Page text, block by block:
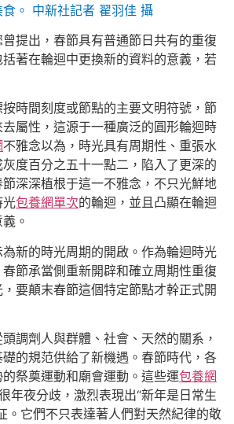
。 中新社記者 翟羽佳 攝
提出，春節具有普通節日共有的重復
著在輪迴中更換新的資料的意義，若
時間刻度或節點的主要文明符號，節
去屬性，這源于一種廣泛的圓形輪迴時
不雅念以為，時光具有周期性、重張水
度百分之五十一點二，陷入了更深的
深深植根于這一不雅念，不只光鮮地
光包養網單次的輪迴，並且凸顯在輪迴
。
新的時光周期的開啟。作為輪迴時光
節承當側重新開辟和確立周期性重復
要顛末春節這個特定節點才幹正式開
調劑人與群體、社會、天然的關系，
礎的規范供給了新機遇。春節時代，各
祭奠運動和廟會運動。這些運包養網
年夜分歧，激烈表現出“新年是日常生
。它們不只表達著人們對天然紀律的敬